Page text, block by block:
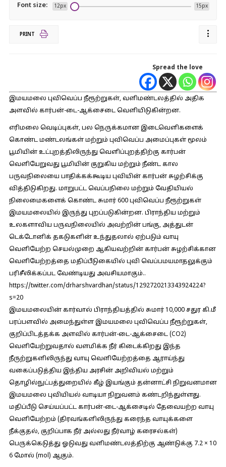
Font size: 12px 15px
PRINT
Spread the love
இமயமலை புவிவெப்ப நீரூற்றுகள், வளிமண்டலத்தில் அதிக
அளவில் கார்பன்-டை-ஆக்சைடை வெளியிடுகின்றன.
எரிமலை வெடிப்புகள், பல நெருக்கமான இடைவெளிகளைக்
கொண்ட மண்டலங்கள் மற்றும் புவிவெப்ப அமைப்புகள் மூலம்
பூமியின் உட்புறத்திலிருந்து வெளிப்புறத்திற்கு கார்பன்
வெளியேறுவது பூமியின் குறுகிய மற்றும் நீண்ட கால
பருவநிலையை பாதிக்கக்கூடிய புவியின் கார்பன் சுழற்சிக்கு
வித்திடுகிறது. மாறுபட்ட வெப்பநிலை மற்றும் வேதியியல்
நிலைமைகளைக் கொண்ட சுமார் 600 புவிவெப்ப நீரூற்றுகள்
இமயமலையில் இருந்து புறப்படுகின்றன. பிராந்திய மற்றும்
உலகளாவிய பருவநிலையில் அவற்றின் பங்கு, அத்துடன்
டெக்டோனிக் தகடுகளின் உந்துதலால் ஏற்படும் வாயு
வெளியேற்ற செயல்முறை ஆகியவற்றின் கார்பன் சுழற்சிக்கான
வெளியேற்றத்தை மதிப்பீடுகையில் புவி வெப்பமயமாதலுக்கும்
பரிசீலிக்கப்பட வேண்டியது அவசியமாகும்..
https://twitter.com/drharshvardhan/status/1292720213343924224?
s=20
இமயமலையின் கார்வால் பிராந்தியத்தில் சுமார் 10,000 சதுர கி.மீ
பரப்பளவில் அமைந்துள்ள இமயமலை புவிவெப்ப நீரூற்றுகள்,
குறிப்பிடத்தக்க அளவில் கார்பன்-டை-ஆக்சைடை (CO2)
வெளியேற்றுவதால் வளமிக்க நீர் கிடைக்கிறது இந்த
நீருற்றுகளிலிருந்து வாயு வெளியேற்றத்தை ஆராய்ந்து
வகைப்படுத்திய இந்திய அரசின் அறிவியல் மற்றும்
தொழில்நுட்பத்துறையில் கீழ் இயங்கும் தன்னாட்சி நிறுவனமான
இமயமலை புவியியல் வாடியா நிறுவனம் கண்டறிந்துள்ளது.
மதிப்பீடு செய்யப்பட்ட கார்பன்-டை-ஆக்சைடில் தேவையற்ற வாயு
வெளியேற்றம் (திரவங்களிலிருந்து கரைந்த வாயுக்களை
நீக்குதல், குறிப்பாக நீர் அல்லது நீர்வாழ் கரைசல்கள்)
பெருக்கெடுத்து ஓடுவது வளிமண்டலத்திற்கு ஆண்டுக்கு 7.2 × 10
6 மோல் (mol) ஆகும்.